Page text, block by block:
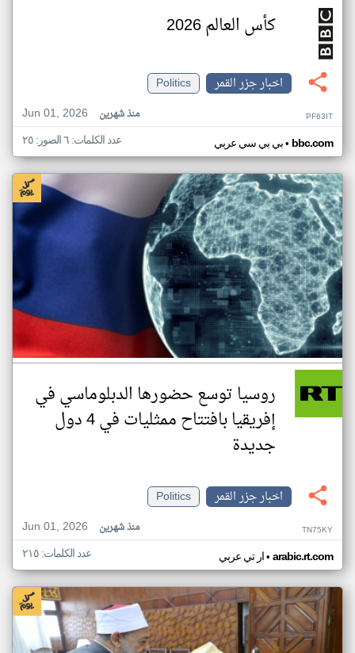
كأس العالم 2026
اخبار جزر القمر
Politics
Jun 01, 2026
منذ شهرين PF63IT
بي بي سي عربي• bbc.com عدد الكلمات: ٦ الصور: ٢٥
روسيا توسع حضورها الدبلوماسي في
إفريقيا بافتتاح ممثليات في 4 دول
جديدة
اخبار جزر القمر
Politics
Jun 01, 2026
منذ شهرين TN75KY
ار تي عربي• arabic.rt.com عدد الكلمات: ٢١٥